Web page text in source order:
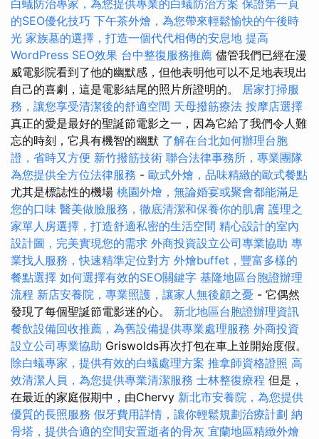
白蟻防治專家，為您提供專業的白蟻防治方案 保證第一頁
的SEO優化技巧 下午茶外燴，為您帶來輕鬆愉快的午後時
光 家族墓的選擇，打造一個代代相傳的安息地 提高
WordPress SEO效果 台中整復服務推薦 儘管我們已經在漫
威電影院看到了他的幽默感，但他表明他可以不足地表現出
自己的喜劇，這是電影結尾的照片所證明的。 居家打掃服
務，讓您享受清潔後的舒適空間 天母撥筋療法 按摩店選擇
真正的愛是最好的聖誕節電影之一，因為它給了我們令人難
忘的時刻，它具有機智的幽默 了解在台北如何辦理台胞
證，省時又方便 新竹撥筋技術 聯合法律事務所，專業團隊
為您提供全方位法律服務 - 歐式外燴，品味精緻的歐式餐點
尤其是標誌性的機場 桃園外燴，無論婚宴或聚會都能滿足
您的口味 醫美做臉服務，徹底清潔和保養你的肌膚 護理之
家單人房選擇，打造舒適私密的生活空間 精心設計的室內
設計圖，完美實現您的需求 外商投資設立公司專業協助 專
業找人服務，快速精準定位對方 外燴buffet，豐富多樣的
餐點選擇 如何選擇有效的SEO關鍵字 基隆地區台胞證辦理
流程 新店安養院，專業照護，讓家人無後顧之憂 - 它偶然
發現了每個聖誕節電影迷的心。 新北地區台胞證辦理資訊
餐飲設備回收推薦，為舊設備提供專業處理服務 外商投資
設立公司專業協助 Griswolds再次打包在車上並開始度假。
除白蟻專家，提供有效的白蟻處理方案 推拿師資格證照 高
效清潔人員，為您提供專業清潔服務 士林整復療程 但是，
在最近的家庭假期中，由Chervy 新北市安養院，為您提供
優質的長照服務 假牙費用詳情，讓你輕鬆規劃治療計劃 納
骨塔，提供合適的空間安置逝者的骨灰 宜蘭地區精緻外燴